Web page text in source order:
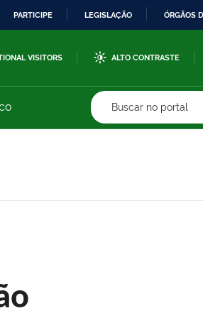
PARTICIPE LEGISLAÇÃO ÓRGÃOS
VISITORS ALTO CONTRASTE
Buscar no portal